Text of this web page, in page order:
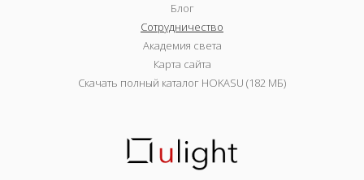
Блог
Сотрудничество
Академия света
Карта сайта
Скачать полный каталог HOKASU (182 МБ)